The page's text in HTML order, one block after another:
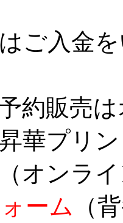
ご入金
約販売
華プリ
オンラ
ーム （